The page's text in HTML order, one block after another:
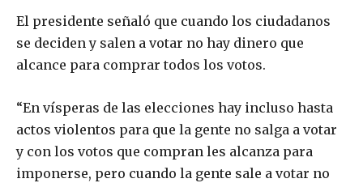
El presidente señaló que cuando los ciudadanos
se deciden y salen a votar no hay dinero que
alcance para comprar todos los votos.
“En vísperas de las elecciones hay incluso hasta
actos violentos para que la gente no salga a votar
y con los votos que compran les alcanza para
imponerse, pero cuando la gente sale a votar no